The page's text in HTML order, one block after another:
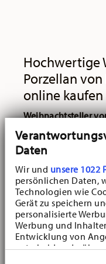
Daten
Wir und unsere 1022
persönlichen Daten,
Technologien wie
Gerät zu speichern
personalisierte
Werbung und
Entwicklung von
entscheiden
Hochwertige
Porzellan
online kaufen
Weihnachtsteller
höchste
Tradition auf
Weihnachtsteller
der ganzen Welt.
zum Detail, die die
auszeichnet.
Jedes Teil der